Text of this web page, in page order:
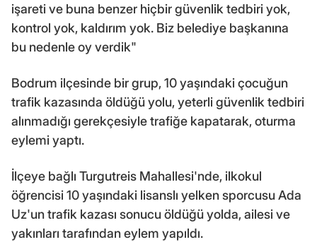
işareti ve buna benzer hiçbir güvenlik tedbiri yok,
kontrol yok, kaldırım yok. Biz belediye başkanına
bu nedenle oy verdik"
Bodrum ilçesinde bir grup, 10 yaşındaki çocuğun
trafik kazasında öldüğü yolu, yeterli güvenlik tedbiri
alınmadığı gerekçesiyle trafiğe kapatarak, oturma
eylemi yaptı.
İlçeye bağlı Turgutreis Mahallesi'nde, ilkokul
öğrencisi 10 yaşındaki lisanslı yelken sporcusu Ada
Uz'un trafik kazası sonucu öldüğü yolda, ailesi ve
yakınları tarafından eylem yapıldı.